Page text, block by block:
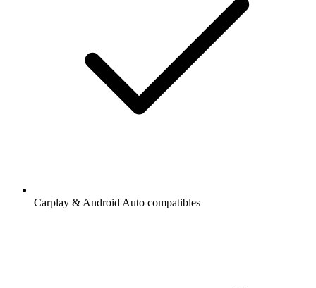
Carplay & Android Auto compatibles